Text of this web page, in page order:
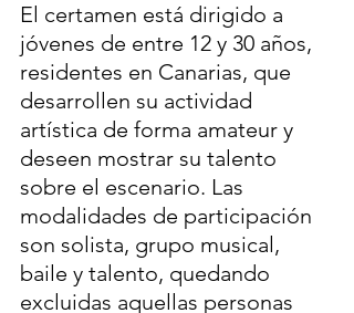
El certamen está dirigido a
jóvenes de entre 12 y 30 años,
residentes en Canarias, que
desarrollen su actividad
artística de forma amateur y
deseen mostrar su talento
sobre el escenario. Las
modalidades de participación
son solista, grupo musical,
baile y talento, quedando
excluidas aquellas personas